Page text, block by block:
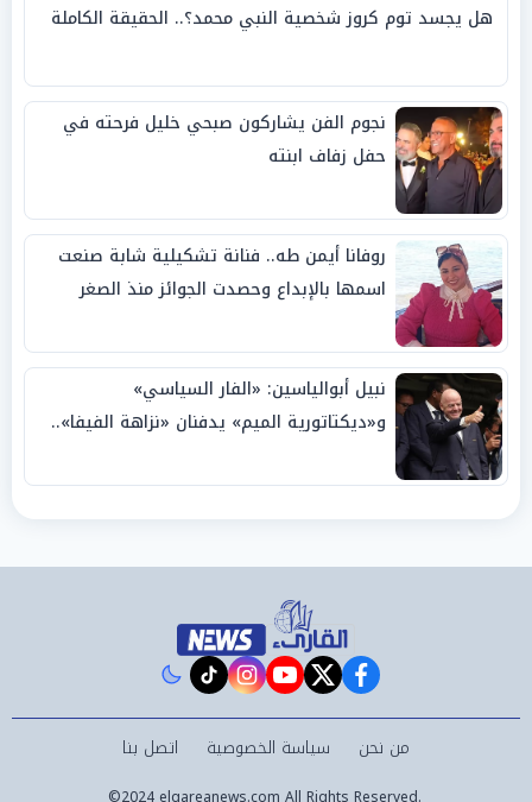
هل يجسد توم كروز شخصية النبي محمد؟.. الحقيقة الكاملة
نجوم الفن يشاركون صبحي خليل فرحته في
حفل زفاف ابنته
روفانا أيمن طه.. فنانة تشكيلية شابة صنعت
اسمها بالإبداع وحصدت الجوائز منذ الصغر
نبيل أبوالياسين: «الفار السياسي»
و«ديكتاتورية الميم» يدفنان «نزاهة الفيفا»..
facebook
twitter
youtube
instagram
tiktok
من نحن سياسة الخصوصية اتصل بنا